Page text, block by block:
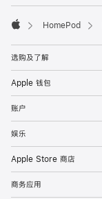
HomePod
选购及了解
Apple 钱包
账户
娱乐
Apple Store 商店
商务应用